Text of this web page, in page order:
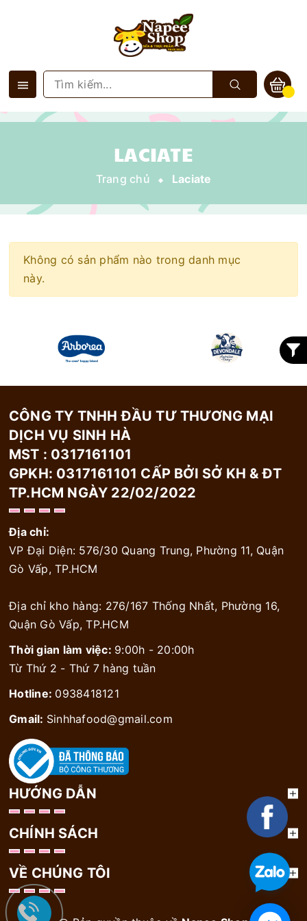
LACIATE
Trang chủ Laciate
Không có sản phẩm nào trong danh mục
này.
CÔNG TY TNHH ĐẦU TƯ THƯƠNG MẠI
DỊCH VỤ SINH HÀ
MST : 0317161101
GPKH: 0317161101 CẤP BỞI SỞ KH & ĐT
TP.HCM NGÀY 22/02/2022
Địa chỉ:
VP Đại Diện: 576/30 Quang Trung, Phường 11, Quận
Gò Vấp, TP.HCM
Địa chỉ kho hàng: 276/167 Thống Nhất, Phường 16,
Quận Gò Vấp, TP.HCM
Thời gian làm việc: 9:00h - 20:00h
Từ Thứ 2 - Thứ 7 hàng tuần
Hotline: 0938418121
Gmail: Sinhhafood@gmail.com
HƯỚNG DẪN
CHÍNH SÁCH
VỀ CHÚNG TÔI